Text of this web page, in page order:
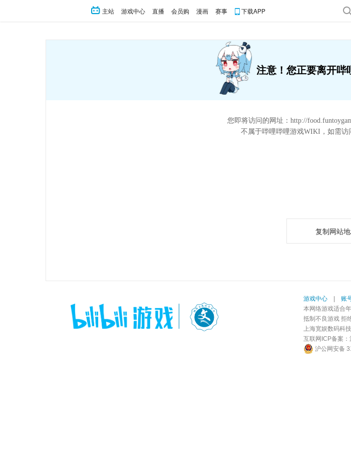
主站 游戏中心 直播 会员购 漫画 赛事 下载APP
注意！您正要离开
您即将访问的网址： http://
不属于哔哩哔哩游戏WIKI，如需访
复制网站
游戏中心 账
本网络游戏适合
抵制不良游戏 拒
上海宽娱数码科
互联网ICP备案：
沪公网安备